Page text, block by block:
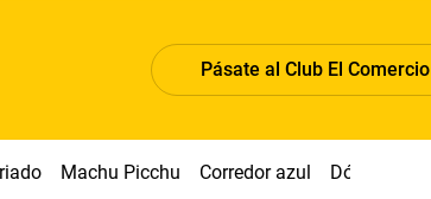
Pásate al Club El Comercio
Machu Picchu Corredor azul Dólar